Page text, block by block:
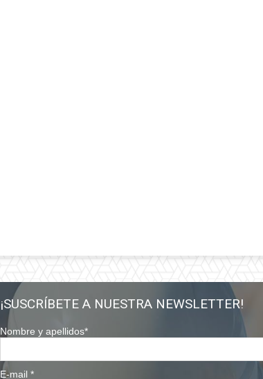
¡SUSCRÍBETE A NUESTRA NEWSLETTER!
Nombre y apellidos*
E-mail*